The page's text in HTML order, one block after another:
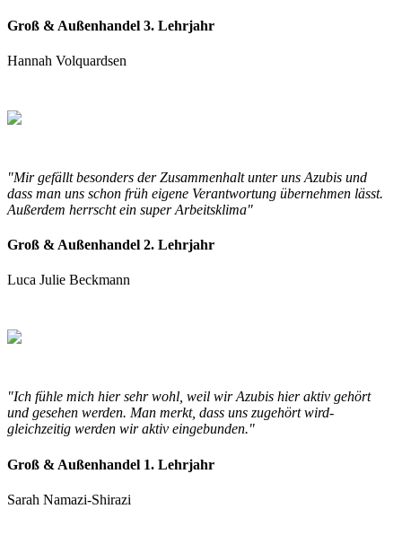
Groß & Außenhandel 3. Lehrjahr
Hannah Volquardsen
"Mir gefällt besonders der Zusammenhalt unter uns Azubis und
dass man uns schon früh eigene Verantwortung übernehmen lässt.
Außerdem herrscht ein super Arbeitsklima"
Groß & Außenhandel 2. Lehrjahr
Luca Julie Beckmann
"Ich fühle mich hier sehr wohl, weil wir Azubis hier aktiv gehört
und gesehen werden. Man merkt, dass uns zugehört wird-
gleichzeitig werden wir aktiv eingebunden."
Groß & Außenhandel 1. Lehrjahr
Sarah Namazi-Shirazi